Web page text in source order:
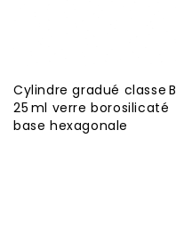
Cylindre gradué classe B
25 ml verre borosilicaté
base hexagonale